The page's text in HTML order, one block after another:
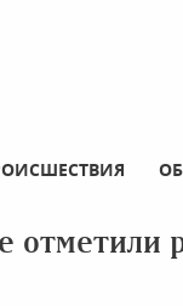
отметили